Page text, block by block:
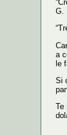
G.
a
le
Si
Te